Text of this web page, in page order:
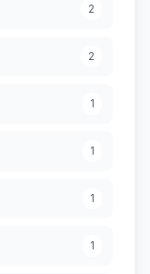
2
2
1
1
1
1